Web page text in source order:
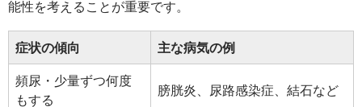
能性を考えることが重要です。
症状の傾向 主な病気の例
頻尿・少量ずつ何度
もする
膀胱炎、尿路感染症、結石など